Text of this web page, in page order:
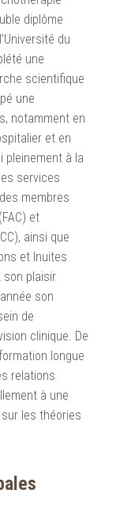
diplôme
du
une
scientifique
une
notamment en
et en
pleinement à la
services
membres
et
ainsi que
et Inuites
son plaisir
son
de
clinique. De
longue
relations
à une
les théories